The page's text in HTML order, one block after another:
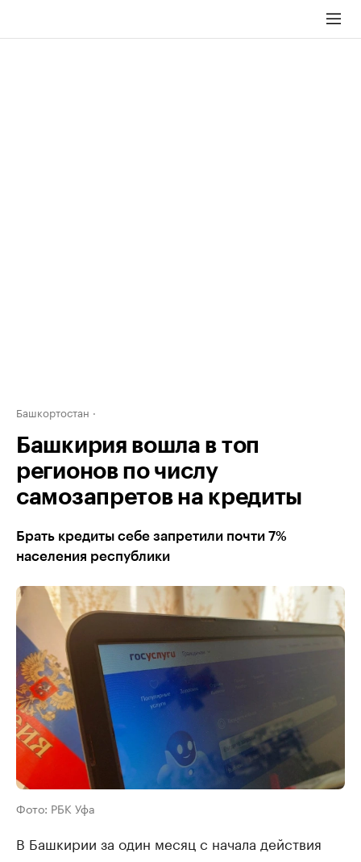
Башкортостан
Башкирия вошла в топ
регионов по числу
самозапретов на кредиты
Брать кредиты себе запретили почти 7%
населения республики
Фото: РБК Уфа
В Башкирии за один месяц с начала действия